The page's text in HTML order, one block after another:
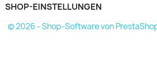
SHOP-EINSTELLUNGEN
© 2026 - Shop-Software von